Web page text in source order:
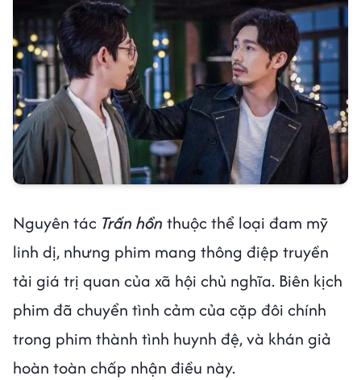
Nguyên tác Trấn hồn thuộc thể loại đam mỹ
linh dị, nhưng phim mang thông điệp truyền
tải giá trị quan của xã hội chủ nghĩa. Biên kịch
phim đã chuyển tình cảm của cặp đôi chính
trong phim thành tình huynh đệ, và khán giả
hoàn toàn chấp nhận điều này.